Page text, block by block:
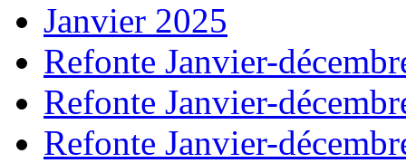
Janvier 2025
Refonte Janvier-
Refonte Janvier-
Refonte Janvier-